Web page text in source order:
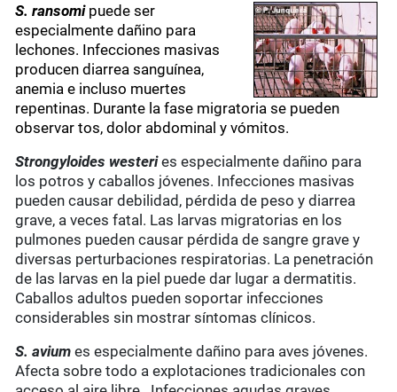
S. ransomi puede ser
especialmente dañino para
lechones. Infecciones masivas
producen diarrea sanguínea,
anemia e incluso muertes
repentinas. Durante la fase migratoria se pueden
observar tos, dolor abdominal y vómitos.
Strongyloides westeries especialmente dañino para
los potros y caballos jóvenes. Infecciones masivas
pueden causar debilidad, pérdida de peso y diarrea
grave, a veces fatal. Las larvas migratorias en los
pulmones pueden causar pérdida de sangre grave y
diversas perturbaciones respiratorias. La penetración
de las larvas en la piel puede dar lugar a dermatitis.
Caballos adultos pueden soportar infecciones
considerables sin mostrar síntomas clínicos.
S. avium es especialmente dañino para aves jóvenes.
Afecta sobre todo a explotaciones tradicionales con